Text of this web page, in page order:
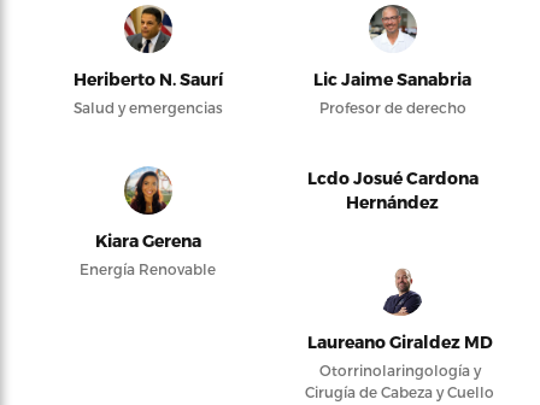
Heriberto N. Saurí
Salud y emergencias
Lic Jaime Sanabria
Profesor de derecho
Kiara Gerena
Energía Renovable
Lcdo Josué Cardona
Hernández
Laureano Giraldez MD
Otorrinolaringología y
Cirugía de Cabeza y Cuello